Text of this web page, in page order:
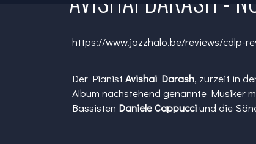
https://www.jazzhalo.be/reviews/cdlp-
Der Pianist Avishai Darash, zurzeit in
Album nachstehend genannte Musiker
Bassisten Daniele Cappucciund die